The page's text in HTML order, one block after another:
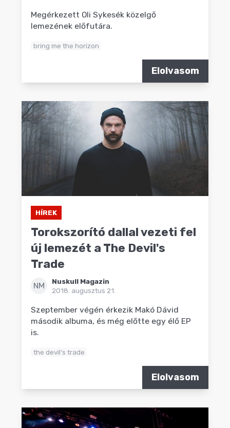
Megérkezett Oli Sykesék közelgő
lemezének előfutára.
bring me the horizon
Elolvasom
HÍREK
Torokszorító dallal vezeti fel
új lemezét a The Devil's
Trade
NM
Nuskull Magazin
2018. augusztus 21.
Szeptember végén érkezik Makó Dávid
második albuma, és még előtte egy élő EP
is.
the devil's trade
Elolvasom